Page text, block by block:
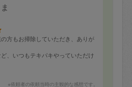
金の設定について：
3時間）の金額とスポット
依頼した場合の金額の差額
定されています。
方もお掃除していただき、ありが
、いつもテキパキやっていただけ
いいたします(^^)
※依頼者の依頼当時の主観的な感想です。